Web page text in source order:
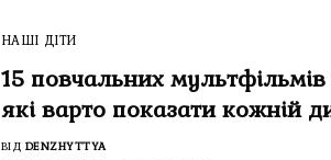
НАШІ ДІТИ
15 повчальних мультфільмів
які варто показати кожній
ВІД DENZHYTTYA